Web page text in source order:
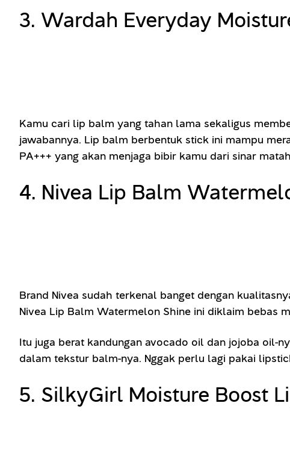
3. Wardah Everyday
Kamu cari lip balm yang tahan lama sekaligus
jawabannya. Lip balm berbentuk stick ini mampu
PA+++ yang akan menjaga bibir kamu dari sinar
4. Nivea Lip Balm
Brand Nivea sudah terkenal banget dengan
Nivea Lip Balm Watermelon Shine ini diklaim bebas
Itu juga berat kandungan avocado oil dan jojoba oil-
dalam tekstur balm-nya. Nggak perlu lagi pakai
5. SilkyGirl Moisture Boost